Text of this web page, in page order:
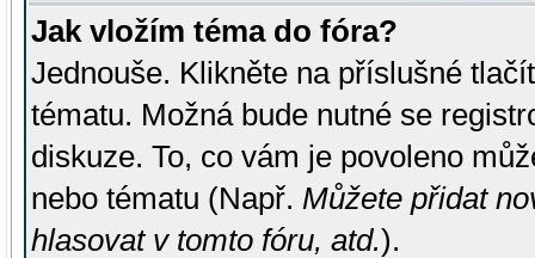
Jak vložím téma do fóra?
Jednouše. Klikněte na příslušné
tématu. Možná bude nutné se
diskuze. To, co vám je povoleno
nebo tématu (Např. Můžete přidat
hlasovat v tomto fóru, atd.).